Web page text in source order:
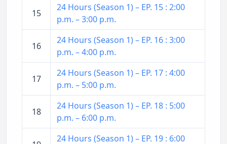
15
24 Hours (Season 1) – EP. 15 : 2:00
p.m. – 3:00 p.m.
16
24 Hours (Season 1) – EP. 16 : 3:00
p.m. – 4:00 p.m.
17
24 Hours (Season 1) – EP. 17 : 4:00
p.m. – 5:00 p.m.
18
24 Hours (Season 1) – EP. 18 : 5:00
p.m. – 6:00 p.m.
24 Hours (Season 1) – EP. 19 : 6:00